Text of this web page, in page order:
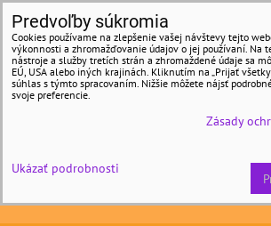
Predvoľby súkromia
Cookies používame na zlepšenie vašej návštevy tejto
výkonnosti a zhromažďovanie údajov o jej používaní. Na
nástroje a služby tretích strán a zhromaždené údaje sa
EÚ, USA alebo iných krajinách. Kliknutím na „Prijať
súhlas s týmto spracovaním. Nižšie môžete nájsť
svoje preferencie.
Zásady
Ukázať podrobnosti